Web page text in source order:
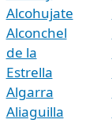
Alcohujate
Alconchel
de la
Estrella
Algarra
Aliaguilla